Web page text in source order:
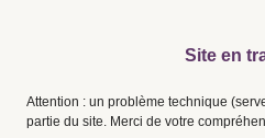
Site en
Attention : un problème technique
partie du site. Merci de votre